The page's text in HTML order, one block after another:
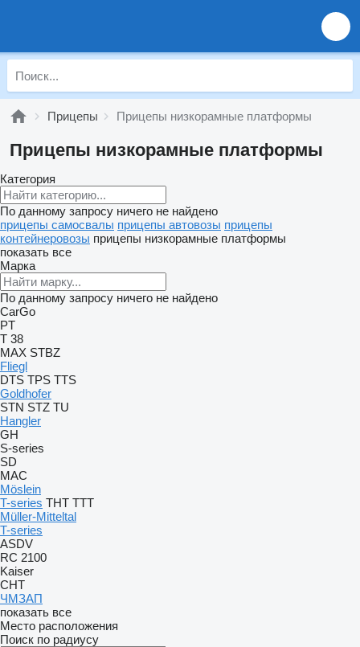
Прицепы Прицепы низкорамные платформы
Прицепы низкорамные платформы
Категория
По данному запросу ничего не найдено
прицепы самосвалы прицепы автовозы прицепы
контейнеровозы прицепы низкорамные платформы
показать все
Марка
По данному запросу ничего не найдено
CarGo
PT
T 38
MAX STBZ
Fliegl
DTS TPS TTS
Goldhofer
STN STZ TU
Hangler
GH
S-series
SD
MAC
Möslein
T-series THT TTT
Müller-Mitteltal
T-series
ASDV
RC 2100
Kaiser
CHT
ЧМЗАП
показать все
Место расположения
Поиск по радиусу